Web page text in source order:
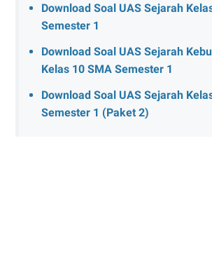
Download Soal UAS Sejarah
Semester 1
Download Soal UAS Sejarah
Kelas 10 SMA Semester 1
Download Soal UAS Sejarah
Semester 1 (Paket 2)